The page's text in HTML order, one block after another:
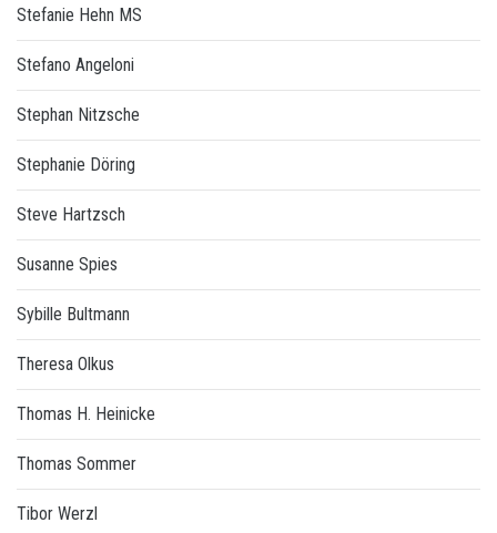
Stefanie Hehn MS
Stefano Angeloni
Stephan Nitzsche
Stephanie Döring
Steve Hartzsch
Susanne Spies
Sybille Bultmann
Theresa Olkus
Thomas H. Heinicke
Thomas Sommer
Tibor Werzl